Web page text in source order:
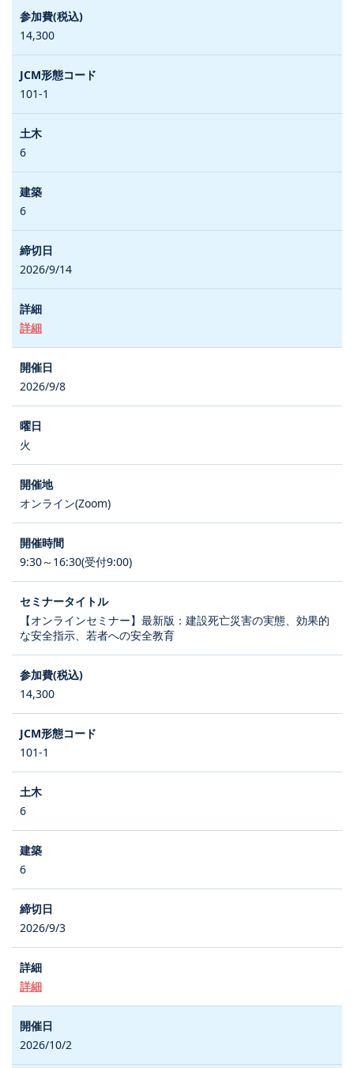
14,300
101-1
6
6
2026/9/14
詳細
2026/9/8
火
オンライン(Zoom)
9:30～16:30(受付9:00)
【オンラインセミナー】最新版：建設死亡災害の実態、効果的
な安全指示、若者への安全教育
14,300
101-1
6
6
2026/9/3
詳細
2026/10/2